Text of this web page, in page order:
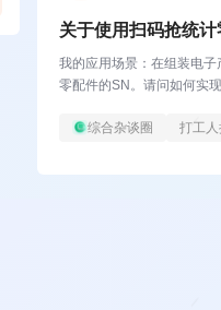
关于使用扫码抢统计
我的应用场景：在组装电
零配件的SN。请问如何实
综合杂谈圈 打工